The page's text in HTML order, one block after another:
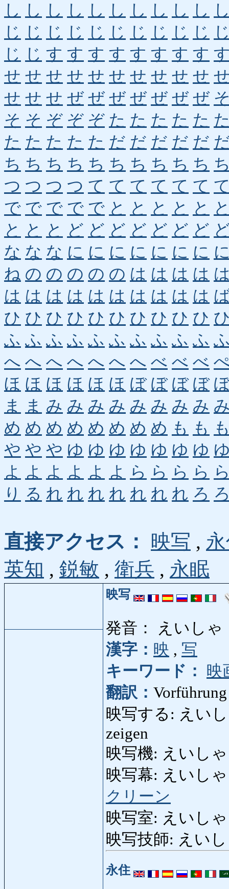
し し し し し し し し し し
じ じ じ じ じ じ じ じ じ じ
じ じ す す す す す す す す
せ せ せ せ せ せ せ せ せ せ
せ せ せ ぜ ぜ ぜ ぜ ぜ ぜ ぜ
そ そ ぞ ぞ ぞ た た た た た
た た た た た だ だ だ だ だ
ち ち ち ち ち ち ち ち ち ち
つ つ つ つ て て て て て て
で で で で で と と と と と
と と と ど ど ど ど ど ど ど
な な な に に に に に に に
ね の の の の の は は は は
は は は は は は は は は は
ひ ひ ひ ひ ひ ひ ひ ひ ひ ひ
ふ ふ ふ ふ ふ ふ ふ ふ ふ ふ
へ へ へ へ へ へ へ べ べ べ
ほ ほ ほ ほ ほ ほ ぼ ぼ ぼ ぼ
ま
ま み み み み み み み み
め め め め め め め め も も
や や や ゆ ゆ ゆ ゆ ゆ ゆ ゆ
よ よ よ よ よ よ ら ら ら ら
り る れ れ れ れ れ れ れ ろ
直接アクセス： 映写 ,
英知 , 鋭敏 , 衛兵 , 永眠
映写
発音： えいしゃ
漢字： 映 , 写
キーワード：
映
翻訳： Vorführung
映写する: えい
zeigen
映写機: えいし
映写幕: えいし
クリーン
映写室: えいし
映写技師: えい
永住